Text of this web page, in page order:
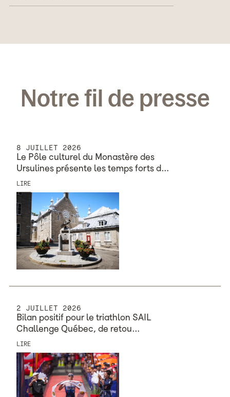
Notre fil de presse
8 JUILLET 2026
Le Pôle culturel du Monastère des
Ursulines présente les temps forts d…
LIRE
2 JUILLET 2026
Bilan positif pour le triathlon SAIL
Challenge Québec, ​​​​​​​de retou…
LIRE